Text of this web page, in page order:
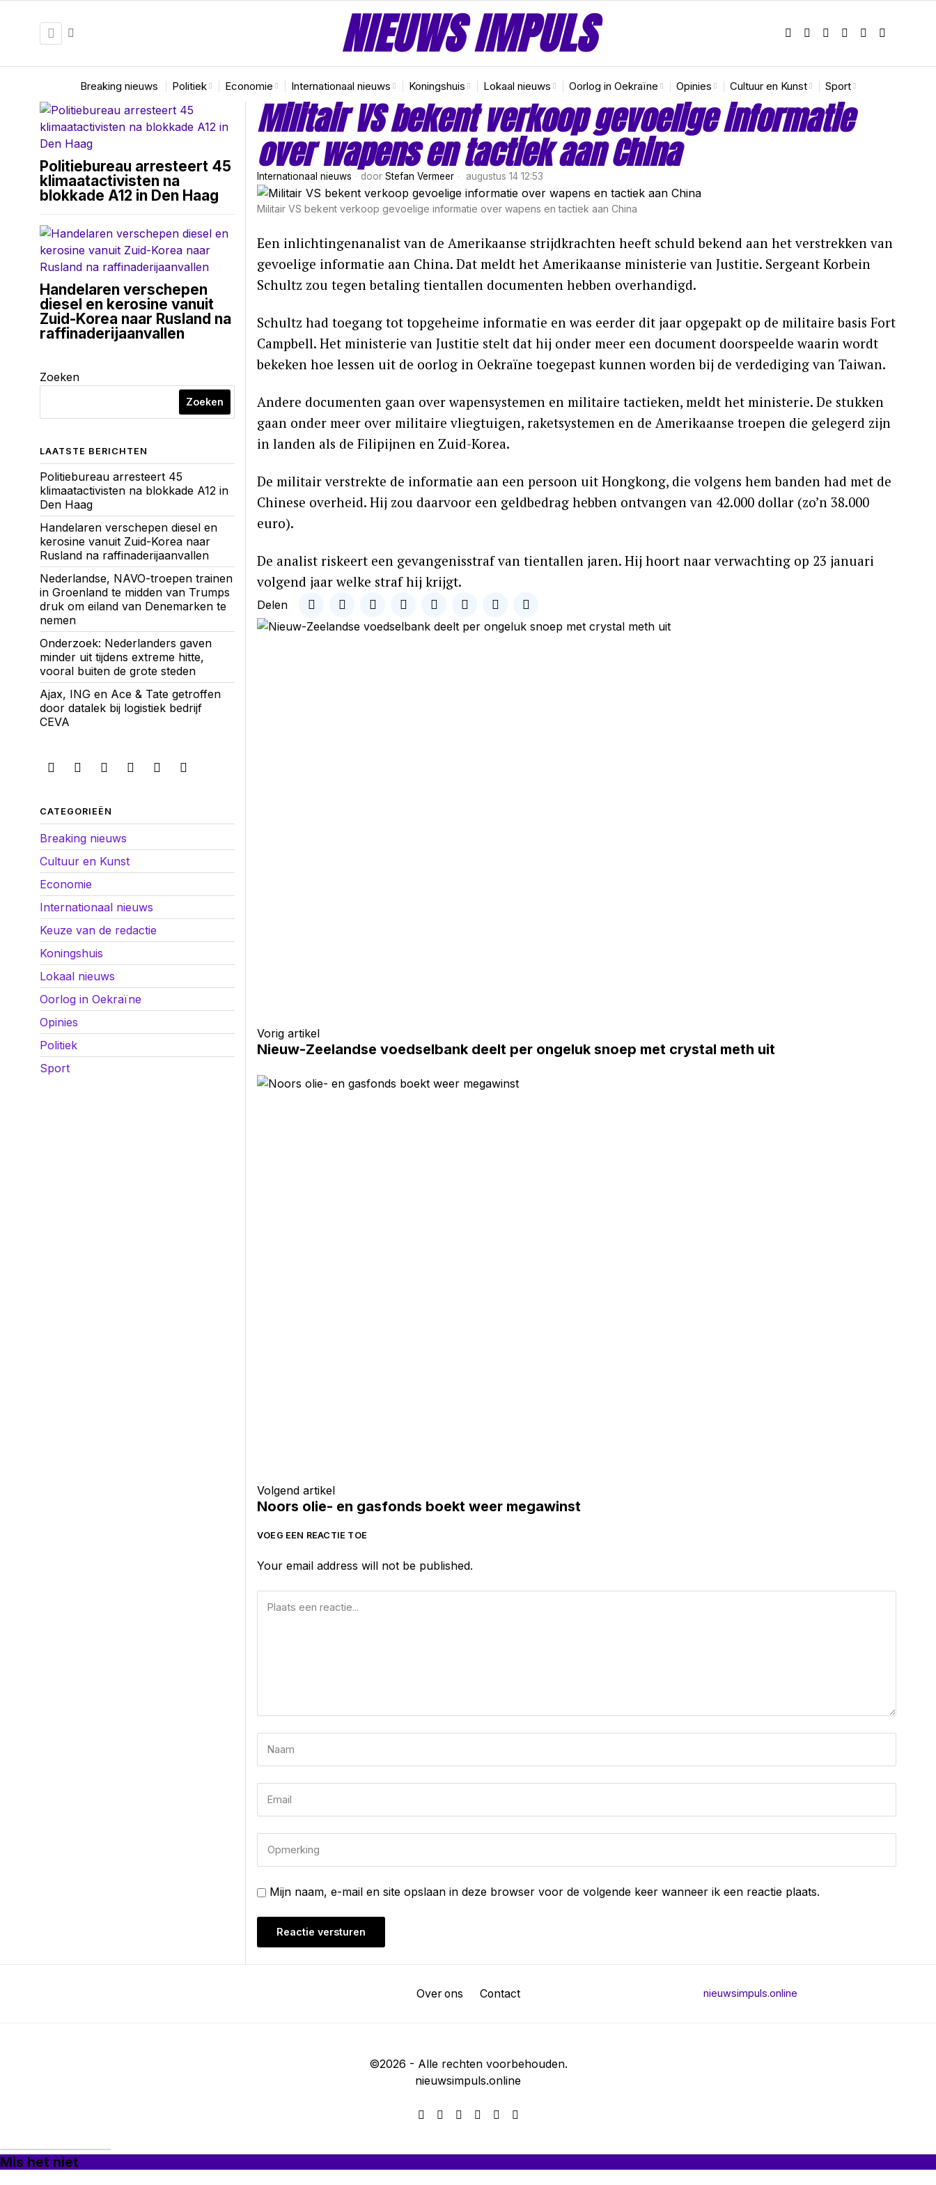
NIEUWS IMPULS
Breaking nieuws Politiek Economie Internationaal nieuws Koningshuis Lokaal nieuws Oorlog in Oekraïne Opinies Cultuur en Kunst Sport
Militair VS bekent verkoop gevoelige informatie
over wapens en tactiek aan China
Internationaal nieuws door Stefan Vermeer augustus 14 12:53
Militair VS bekent verkoop gevoelige informatie over wapens en tactiek aan China
Een inlichtingenanalist van de Amerikaanse strijdkrachten heeft schuld bekend aan het verstrekken van
gevoelige informatie aan China. Dat meldt het Amerikaanse ministerie van Justitie. Sergeant Korbein
Schultz zou tegen betaling tientallen documenten hebben overhandigd.
Schultz had toegang tot topgeheime informatie en was eerder dit jaar opgepakt op de militaire basis Fort
Campbell. Het ministerie van Justitie stelt dat hij onder meer een document doorspeelde waarin wordt
bekeken hoe lessen uit de oorlog in Oekraïne toegepast kunnen worden bij de verdediging van Taiwan.
Andere documenten gaan over wapensystemen en militaire tactieken, meldt het ministerie. De stukken
gaan onder meer over militaire vliegtuigen, raketsystemen en de Amerikaanse troepen die gelegerd zijn
in landen als de Filipijnen en Zuid-Korea.
De militair verstrekte de informatie aan een persoon uit Hongkong, die volgens hem banden had met de
Chinese overheid. Hij zou daarvoor een geldbedrag hebben ontvangen van 42.000 dollar (zo’n 38.000
euro).
De analist riskeert een gevangenisstraf van tientallen jaren. Hij hoort naar verwachting op 23 januari
volgend jaar welke straf hij krijgt.
Delen
Vorig artikel
Nieuw-Zeelandse voedselbank deelt per ongeluk snoep met crystal meth uit
Volgend artikel
Noors olie- en gasfonds boekt weer megawinst
VOEG EEN REACTIE TOE
Your email address will not be published.
Mijn naam, e-mail en site opslaan in deze browser voor de volgende keer wanneer ik een reactie plaats.
Politiebureau arresteert 45
klimaatactivisten na
blokkade A12 in Den Haag
Handelaren verschepen
diesel en kerosine vanuit
Zuid-Korea naar Rusland na
raffinaderijaanvallen
Zoeken
Zoeken
LAATSTE BERICHTEN
Politiebureau arresteert 45
klimaatactivisten na blokkade A12 in
Den Haag
Handelaren verschepen diesel en
kerosine vanuit Zuid-Korea naar
Rusland na raffinaderijaanvallen
Nederlandse, NAVO-troepen trainen
in Groenland te midden van Trumps
druk om eiland van Denemarken te
nemen
Onderzoek: Nederlanders gaven
minder uit tijdens extreme hitte,
vooral buiten de grote steden
Ajax, ING en Ace & Tate getroffen
door datalek bij logistiek bedrijf
CEVA
CATEGORIEËN
Breaking nieuws
Cultuur en Kunst
Economie
Internationaal nieuws
Keuze van de redactie
Koningshuis
Lokaal nieuws
Oorlog in Oekraïne
Opinies
Politiek
Sport
Over ons Contact nieuwsimpuls.online
©2026 - Alle rechten voorbehouden.
nieuwsimpuls.online
Mis het niet